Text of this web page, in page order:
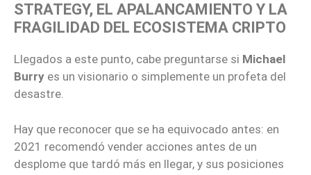
STRATEGY, EL APALANCAMIENTO Y LA
FRAGILIDAD DEL ECOSISTEMA CRIPTO
Llegados a este punto, cabe preguntarse si Michael
Burry es un visionario o simplemente un profeta del
desastre.
Hay que reconocer que se ha equivocado antes: en
2021 recomendó vender acciones antes de un
desplome que tardó más en llegar, y sus posiciones